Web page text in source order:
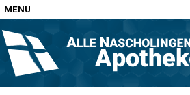
MENU
Home